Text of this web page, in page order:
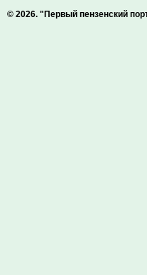
© 2026. "Первый пензенский